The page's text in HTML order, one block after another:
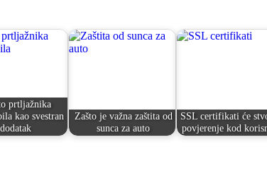
prtljažnika
kao svestran
dodatak
Zašto je važna zaštita od
sunca za auto
SSL certifikati će
povjerenje kod